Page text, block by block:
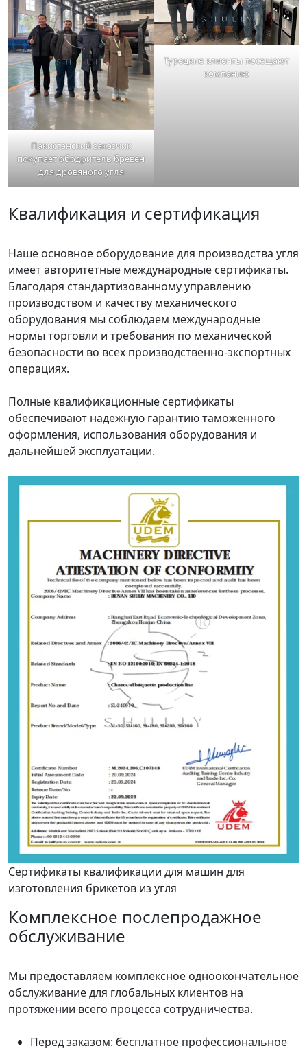
Пакистанский заказчик
покупает ободритель бревен
для дровяного угля
Турецкие клиенты посещают
компанию
Квалификация и сертификация
Наше основное оборудование для производства угля
имеет авторитетные международные сертификаты.
Благодаря стандартизованному управлению
производством и качеству механического
оборудования мы соблюдаем международные
нормы торговли и требования по механической
безопасности во всех производственно-экспортных
операциях.
Полные квалификационные сертификаты
обеспечивают надежную гарантию таможенного
оформления, использования оборудования и
дальнейшей эксплуатации.
Сертификаты квалификации для машин для
изготовления брикетов из угля
Комплексное послепродажное
обслуживание
Мы предоставляем комплексное одноокончательное
обслуживание для глобальных клиентов на
протяжении всего процесса сотрудничества.
Перед заказом: бесплатное профессиональное